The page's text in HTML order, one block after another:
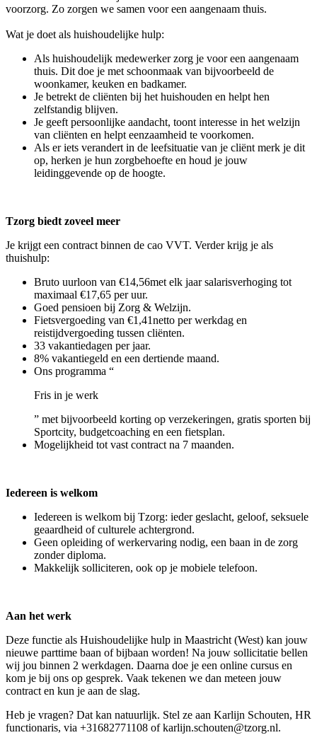
voorzorg. Zo zorgen we samen voor een aangenaam thuis.
Wat je doet als huishoudelijke hulp:
Als huishoudelijk medewerker zorg je voor een aangenaam
thuis. Dit doe je met schoonmaak van bijvoorbeeld de
woonkamer, keuken en badkamer.
Je betrekt de cliënten bij het huishouden en helpt hen
zelfstandig blijven.
Je geeft persoonlijke aandacht, toont interesse in het welzijn
van cliënten en helpt eenzaamheid te voorkomen.
Als er iets verandert in de leefsituatie van je cliënt merk je dit
op, herken je hun zorgbehoefte en houd je jouw
leidinggevende op de hoogte.
Tzorg biedt zoveel meer
Je krijgt een contract binnen de cao VVT. Verder krijg je als
thuishulp:
Bruto uurloon van €14,56met elk jaar salarisverhoging tot
maximaal €17,65 per uur.
Goed pensioen bij Zorg & Welzijn.
Fietsvergoeding van €1,41netto per werkdag en
reistijdvergoeding tussen cliënten.
33 vakantiedagen per jaar.
8% vakantiegeld en een dertiende maand.
Ons programma “
Fris in je werk
” met bijvoorbeeld korting op verzekeringen, gratis sporten bij
Sportcity, budgetcoaching en een fietsplan.
Mogelijkheid tot vast contract na 7 maanden.
Iedereen is welkom
Iedereen is welkom bij Tzorg: ieder geslacht, geloof, seksuele
geaardheid of culturele achtergrond.
Geen opleiding of werkervaring nodig, een baan in de zorg
zonder diploma.
Makkelijk solliciteren, ook op je mobiele telefoon.
Aan het werk
Deze functie als Huishoudelijke hulp in Maastricht (West) kan jouw
nieuwe parttime baan of bijbaan worden! Na jouw sollicitatie bellen
wij jou binnen 2 werkdagen. Daarna doe je een online cursus en
kom je bij ons op gesprek. Vaak tekenen we dan meteen jouw
contract en kun je aan de slag.
Heb je vragen? Dat kan natuurlijk. Stel ze aan Karlijn Schouten, HR
functionaris, via +31682771108 of karlijn.schouten@tzorg.nl.